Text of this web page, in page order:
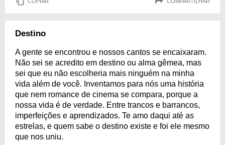
Destino
A gente se encontrou e nossos cantos se encaixaram.
Não sei se acredito em destino ou alma gêmea, mas
sei que eu não escolheria mais ninguém na minha
vida além de você. Inventamos para nós uma história
que nem romance de cinema se compara, porque a
nossa vida é de verdade. Entre trancos e barrancos,
imperfeições e aprendizados. Te amo daqui até as
estrelas, e quem sabe o destino existe e foi ele mesmo
que nos uniu.